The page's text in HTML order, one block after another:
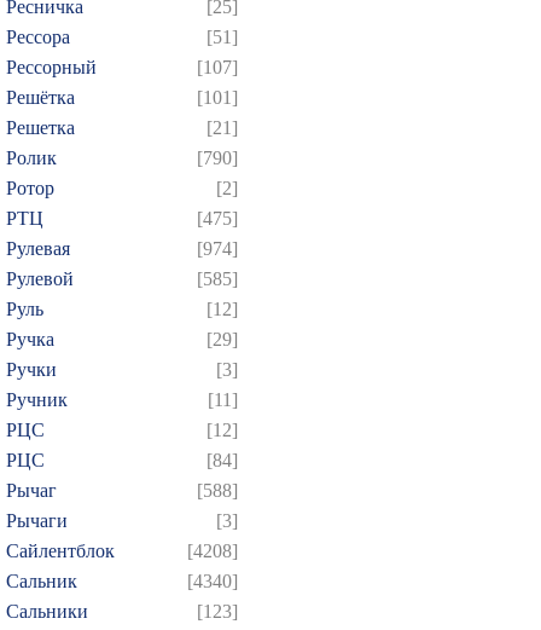
Ресничка
[25]
Рессора
[51]
Рессорный
[107]
Решётка
[101]
Решетка
[21]
Ролик
[790]
Ротор
[2]
РТЦ
[475]
Рулевая
[974]
Рулевой
[585]
Руль
[12]
Ручка
[29]
Ручки
[3]
Ручник
[11]
РЦC
[12]
РЦС
[84]
Рычаг
[588]
Рычаги
[3]
Сайлентблок
[4208]
Сальник
[4340]
Сальники
[123]